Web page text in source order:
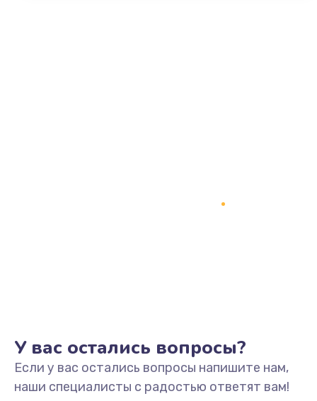
У вас остались вопросы?
Если у вас остались вопросы напишите нам,
наши специалисты с радостью ответят вам!